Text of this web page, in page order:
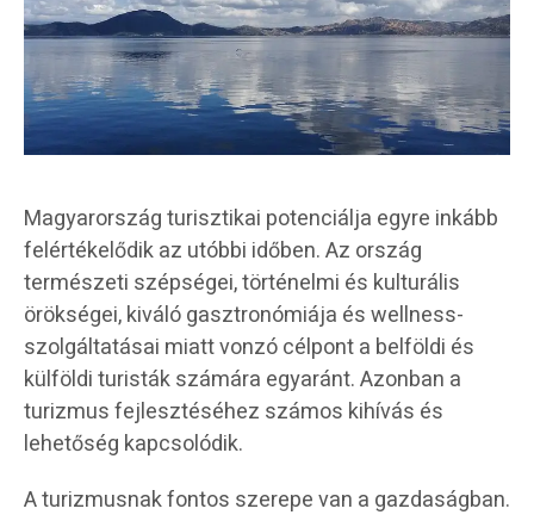
Magyarország turisztikai potenciálja egyre inkább
felértékelődik az utóbbi időben. Az ország
természeti szépségei, történelmi és kulturális
örökségei, kiváló gasztronómiája és wellness-
szolgáltatásai miatt vonzó célpont a belföldi és
külföldi turisták számára egyaránt. Azonban a
turizmus fejlesztéséhez számos kihívás és
lehetőség kapcsolódik.
A turizmusnak fontos szerepe van a gazdaságban.